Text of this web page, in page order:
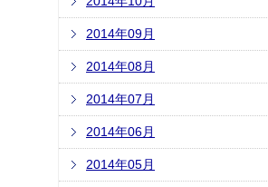
2014年09月
2014年08月
2014年07月
2014年06月
2014年05月